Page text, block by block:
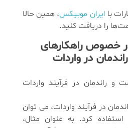
با ایران موبیکس، همین حالا
را دریافت کنید.
خصوص راهکارهای
در واردات
و راندمان در فرآیند واردات
در فرآیند واردات، می ‌توان
کرد. به عنوان مثال،